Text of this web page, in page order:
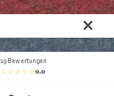
19 Bewertungen
0.0